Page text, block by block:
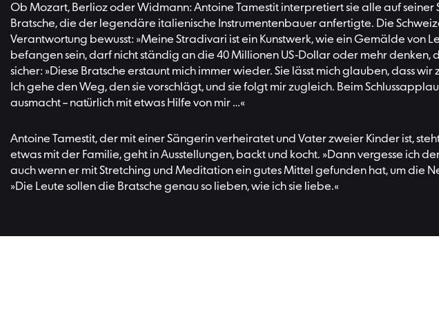
Ob Mozart, Berlioz oder Widmann: Antoine Tamestit interpretiert sie alle auf
Bratsche, die der legendäre italienische Instrumentenbauer anfertigte. Die
Verantwortung bewusst: »Meine Stradivari ist ein Kunstwerk, wie ein Gemälde von
befangen sein, darf nicht ständig an die 40 Millionen US-Dollar oder mehr
sicher: »Diese Bratsche erstaunt mich immer wieder. Sie lässt mich glauben, dass
Ich gehe den Weg, den sie vorschlägt, und sie folgt mir zugleich. Beim
ausmacht – natürlich mit etwas Hilfe von mir …«
Antoine Tamestit, der mit einer Sängerin verheiratet und Vater zweier Kinder ist,
etwas mit der Familie, geht in Ausstellungen, backt und kocht. »Dann vergesse ich
auch wenn er mit Stretching und Meditation ein gutes Mittel gefunden hat, um die
»Die Leute sollen die Bratsche genau so lieben, wie ich sie liebe.«